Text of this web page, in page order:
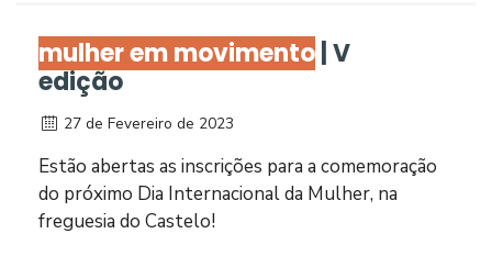
mulher em movimento | V
edição
27 de Fevereiro de 2023
Estão abertas as inscrições para a comemoração
do próximo Dia Internacional da Mulher, na
freguesia do Castelo!